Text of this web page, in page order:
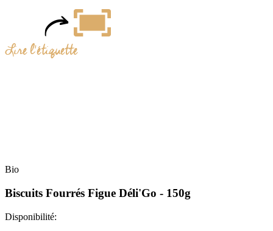
Bio
Biscuits Fourrés Figue Déli'Go - 150g
Disponibilité: